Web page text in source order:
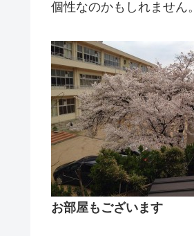
個性なのかもしれません。
お部屋もございます